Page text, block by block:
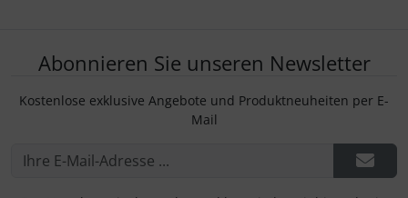
Abonnieren Sie unseren Newsletter
Kostenlose exklusive Angebote und Produktneuheiten per E-
Mail